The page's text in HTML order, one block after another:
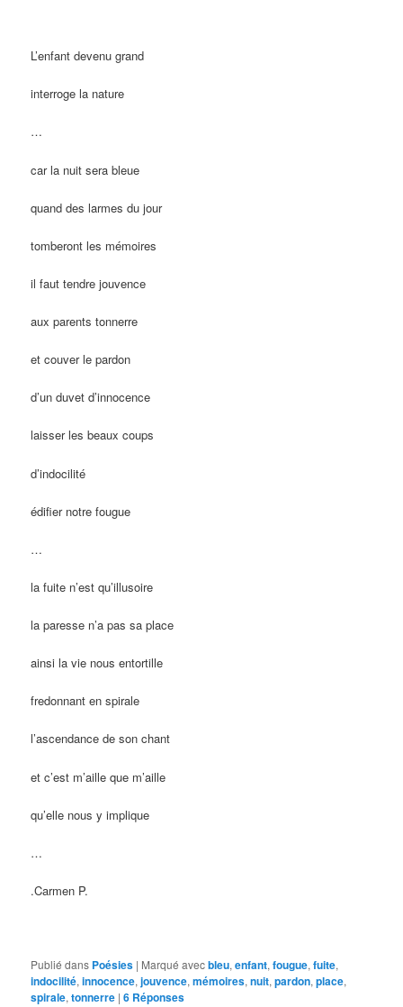
L’enfant devenu grand
interroge la nature
…
car la nuit sera bleue
quand des larmes du jour
tomberont les mémoires
il faut tendre jouvence
aux parents tonnerre
et couver le pardon
d’un duvet d’innocence
laisser les beaux coups
d’indocilité
édifier notre fougue
…
la fuite n’est qu’illusoire
la paresse n’a pas sa place
ainsi la vie nous entortille
fredonnant en spirale
l’ascendance de son chant
et c’est m’aille que m’aille
qu’elle nous y implique
…
.Carmen P.
Publié dans Poésies | Marqué avecbleu,enfant,fougue,fuite,
indocilité,innocence,jouvence,mémoires,nuit,pardon,place,
spirale,tonnerre |6 Réponses